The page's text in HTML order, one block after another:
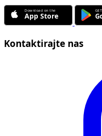
Kontaktirajte nas